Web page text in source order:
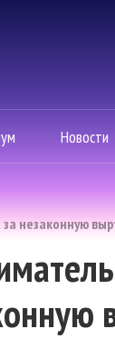
Новости
незаконную